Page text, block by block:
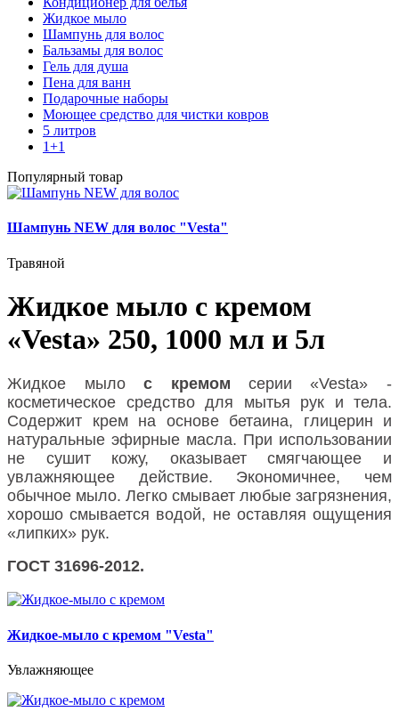
Жидкое мыло
Шампунь для волос
Бальзамы для волос
Гель для душа
Пена для ванн
Подарочные наборы
Моющее средство для чистки ковров
5 литров
1+1
Популярный товар
Шампунь NEW для волос "Vesta"
Травяной
Жидкое мыло с кремом
«Vesta» 250, 1000 мл и 5л
Жидкое мылос кремом
серии «Vesta» -
косметическое средство для мытья рук и тела.
Содержит крем на основе бетаина, глицерин и
натуральные эфирные масла. При использовании
не сушит кожу, оказывает смягчающее и
увлажняющее действие. Экономичнее, чем
обычное мыло. Легко смывает любые загрязнения,
хорошо смывается водой, не оставляя ощущения
«липких» рук.
ГОСТ 31696-2012.
Жидкое-мыло с кремом "Vesta"
Увлажняющее